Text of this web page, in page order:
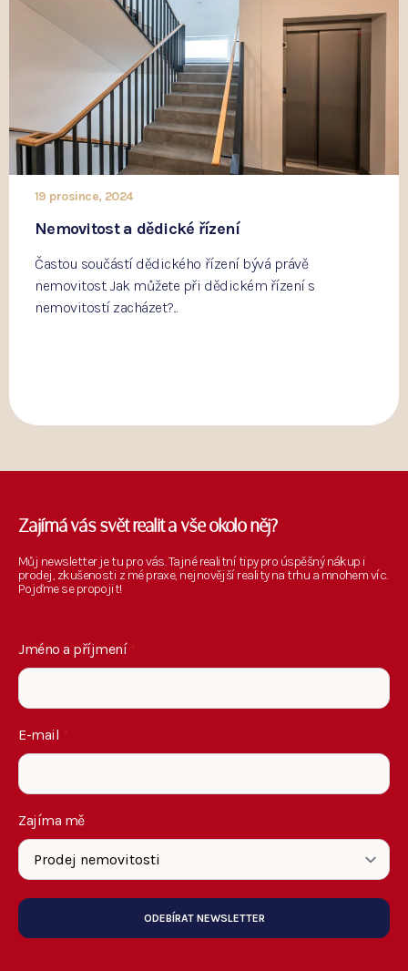
19 prosince, 2024
Nemovitost a dědické řízení
Častou součástí dědického řízení bývá právě
nemovitost. Jak můžete při dědickém řízení s
nemovitostí zacházet?...
Zajímá vás svět realit a vše okolo něj?
Můj newsletter je tu pro vás. Tajné realitní tipy pro úspěšný nákup i
prodej, zkušenosti z mé praxe, nejnovější reality na trhu a mnohem víc.
Pojďme se propojit!
Jméno a příjmení
E-mail
Zajíma mě
ODEBÍRAT NEWSLETTER